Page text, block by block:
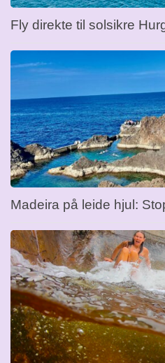
Fly direkte til solsikre
Madeira på leide hjul: